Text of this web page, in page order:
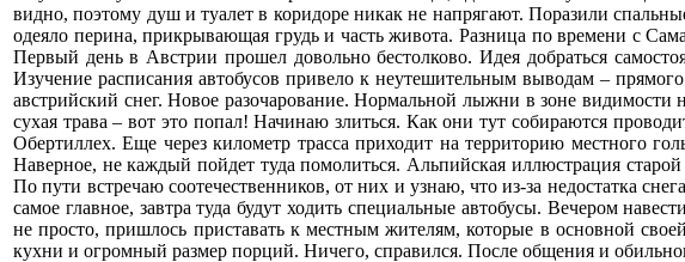
видно, поэтому душ и туалет в коридоре никак не напрягают. Поразили
одеяло перина, прикрывающая грудь и часть живота. Разница по времени с
Первый день в Австрии прошел довольно бестолково. Идея добраться
Изучение расписания автобусов привело к неутешительным выводам –
австрийский снег. Новое разочарование. Нормальной лыжни в зоне
сухая трава – вот это попал! Начинаю злиться. Как они тут собираются
Обертиллех. Еще через километр трасса приходит на территорию местного
Наверное, не каждый пойдет туда помолиться. Альпийская иллюстрация
По пути встречаю соотечественников, от них и узнаю, что из-за недостатка
самое главное, завтра туда будут ходить специальные автобусы. Вечером
не просто, пришлось приставать к местным жителям, которые в основной
кухни и огромный размер порций. Ничего, справился. После общения и